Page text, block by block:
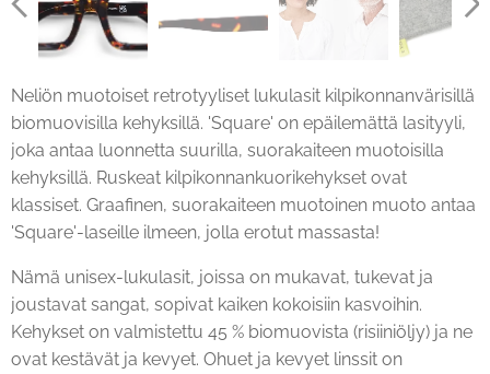
Neliön muotoiset retrotyyliset lukulasit kilpikonnanvärisillä
biomuovisilla kehyksillä. 'Square' on epäilemättä lasityyli,
joka antaa luonnetta suurilla, suorakaiteen muotoisilla
kehyksillä. Ruskeat kilpikonnankuorikehykset ovat
klassiset. Graafinen, suorakaiteen muotoinen muoto antaa
'Square'-laseille ilmeen, jolla erotut massasta!
Nämä unisex-lukulasit, joissa on mukavat, tukevat ja
joustavat sangat, sopivat kaiken kokoisiin kasvoihin.
Kehykset on valmistettu 45 % biomuovista (risiiniöljy) ja ne
ovat kestävät ja kevyet. Ohuet ja kevyet linssit on